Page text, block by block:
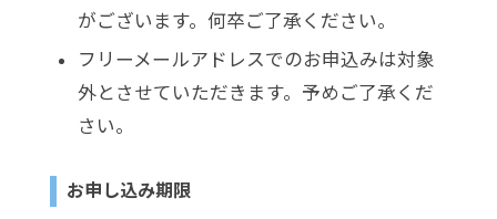
がございます。何卒ご了承ください。
フリーメールアドレスでのお申込みは対象
外とさせていただきます。予めご了承くだ
さい。
お申し込み期限